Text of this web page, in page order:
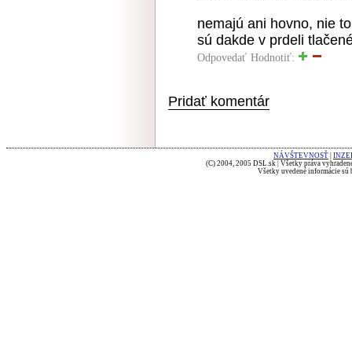
nemajú ani hovno, nie
sú dakde v prdeli
Odpovedať Hodnotiť:
Pridať komentár
NÁVŠTEVNOSŤ
(C) 2004, 2005 DSL.sk | Všetky práva
Všetky uvedené informácie sú